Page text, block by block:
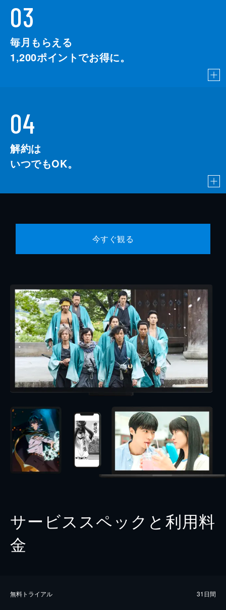
03
毎月もらえる
1,200ポイントでお得に。
04
解約は
いつでもOK。
今すぐ観る
サービススペックと利用料
金
無料トライアル 31日間